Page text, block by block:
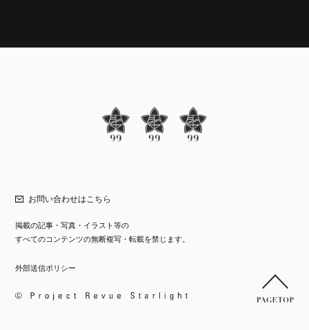
お問い合わせはこちら
掲載の記事・写真・イラスト等の
すべてのコンテンツの無断複写・転載を禁じます。
外部送信ポリシー